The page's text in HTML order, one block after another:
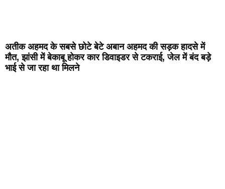
अतीक अहमद के सबसे छोटे बेटे अबान अहमद की सड़क हादसे में
मौत, झांसी में बेकाबू होकर कार डिवाइडर से टकराई, जेल में बंद बड़े
भाई से जा रहा था मिलने